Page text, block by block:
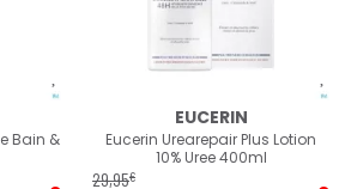
Bain &
EUCERIN
Eucerin Urearepair Plus Lotion
10% Uree 400ml
29,95€